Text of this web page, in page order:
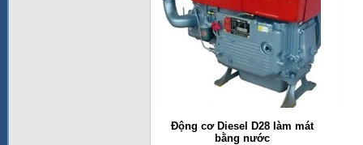
Động cơ Diesel D28 làm mát
bằng nước